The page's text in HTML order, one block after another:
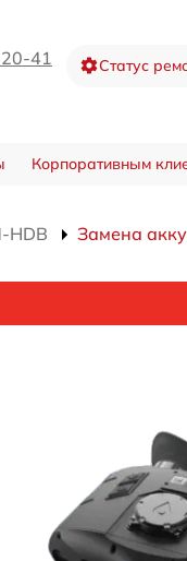
41 Статус
Корпоративным
HDB Замена